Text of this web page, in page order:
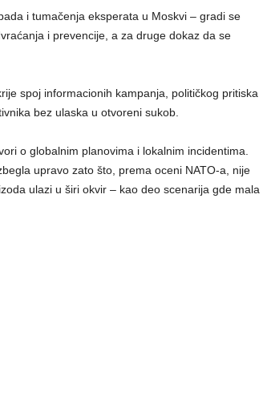
i tumačenja eksperata u Moskvi – gradi se
i prevencije, a za druge dokaz da se
spoj informacionih kampanja, političkog pritiska
bez ulaska u otvoreni sukob.
o globalnim planovima i lokalnim incidentima.
upravo zato što, prema oceni NATO-a, nije
ulazi u širi okvir – kao deo scenarija gde mala